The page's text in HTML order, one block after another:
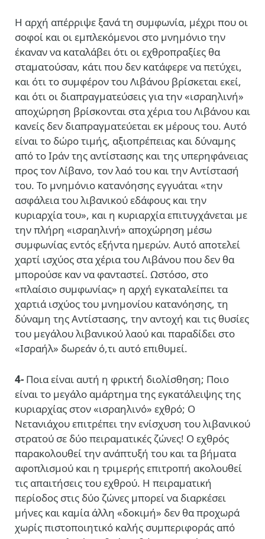
Η αρχή απέρριψε ξανά τη συμφωνία, μέχρι που οι
σοφοί και οι εμπλεκόμενοι στο μνημόνιο την
έκαναν να καταλάβει ότι οι εχθροπραξίες θα
σταματούσαν, κάτι που δεν κατάφερε να πετύχει,
και ότι το συμφέρον του Λιβάνου βρίσκεται εκεί,
και ότι οι διαπραγματεύσεις για την «ισραηλινή»
αποχώρηση βρίσκονται στα χέρια του Λιβάνου και
κανείς δεν διαπραγματεύεται εκ μέρους του. Αυτό
είναι το δώρο τιμής, αξιοπρέπειας και δύναμης
από το Ιράν της αντίστασης και της υπερηφάνειας
προς τον Λίβανο, τον λαό του και την Αντίστασή
του. Το μνημόνιο κατανόησης εγγυάται «την
ασφάλεια του λιβανικού εδάφους και την
κυριαρχία του», και η κυριαρχία επιτυγχάνεται με
την πλήρη «ισραηλινή» αποχώρηση μέσω
συμφωνίας εντός εξήντα ημερών. Αυτό αποτελεί
χαρτί ισχύος στα χέρια του Λιβάνου που δεν θα
μπορούσε καν να φανταστεί. Ωστόσο, στο
«πλαίσιο συμφωνίας» η αρχή εγκαταλείπει τα
χαρτιά ισχύος του μνημονίου κατανόησης, τη
δύναμη της Αντίστασης, την αντοχή και τις θυσίες
του μεγάλου λιβανικού λαού και παραδίδει στο
«Ισραήλ» δωρεάν ό,τι αυτό επιθυμεί.
4- Ποια είναι αυτή η φρικτή διολίσθηση; Ποιο
είναι το μεγάλο αμάρτημα της εγκατάλειψης της
κυριαρχίας στον «ισραηλινό» εχθρό; Ο
Νετανιάχου επιτρέπει την ενίσχυση του λιβανικού
στρατού σε δύο πειραματικές ζώνες! Ο εχθρός
παρακολουθεί την ανάπτυξή του και τα βήματα
αφοπλισμού και η τριμερής επιτροπή ακολουθεί
τις απαιτήσεις του εχθρού. Η πειραματική
περίοδος στις δύο ζώνες μπορεί να διαρκέσει
μήνες και καμία άλλη «δοκιμή» δεν θα προχωρά
χωρίς πιστοποιητικό καλής συμπεριφοράς από